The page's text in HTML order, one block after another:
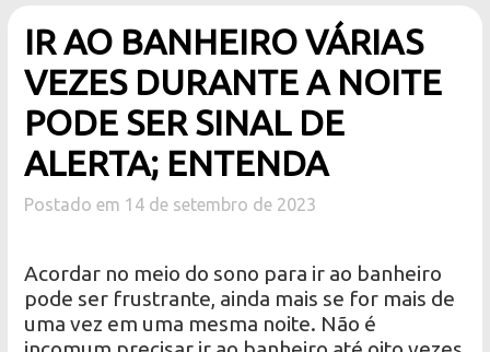
IR AO BANHEIRO VÁRIAS
VEZES DURANTE A NOITE
PODE SER SINAL DE
ALERTA; ENTENDA
Postado em 14 de setembro de 2023
Acordar no meio do sono para ir ao banheiro
pode ser frustrante, ainda mais se for mais de
uma vez em uma mesma noite. Não é